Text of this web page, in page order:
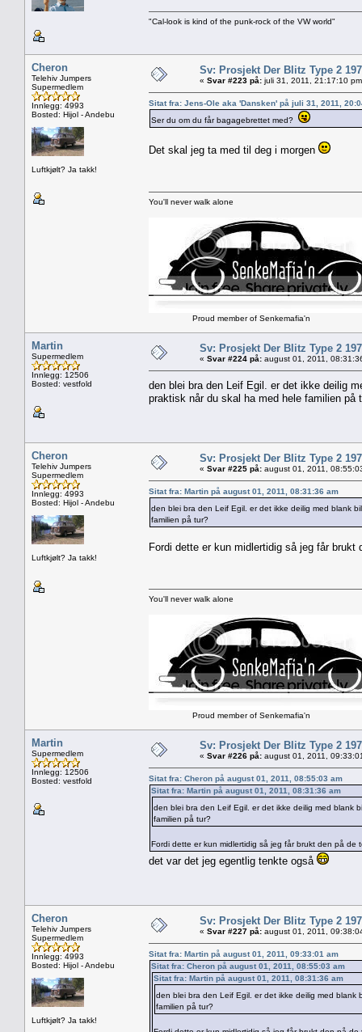
"Cal-look is kind of the punk-rock of the VW world"
Cheron
Telehiv Jumpers
Supermedlem
Innlegg: 4993
Bosted: Hijol - Andebu
Luftkjølt? Ja takk!
Sv: Prosjekt Der Blitz Type 2
« Svar #223 på: juli 31, 2011, 21:17:10
Sitat fra: Jens-Ole aka 'Dansken' på juli 31, 2011,
Ser du om du får bagagebrettet med?
Det skal jeg ta med til deg i morgen
You'll never walk alone
Proud member of Senkemafia'n
Martin
Supermedlem
Innlegg: 12506
Bosted: vestfold
Sv: Prosjekt Der Blitz Type 2
« Svar #224 på: august 01, 2011,
den blei bra den Leif Egil. er det ikke deilig
praktisk når du skal ha med hele familien på
Cheron
Telehiv Jumpers
Supermedlem
Innlegg: 4993
Bosted: Hijol - Andebu
Luftkjølt? Ja takk!
Sv: Prosjekt Der Blitz Type 2
« Svar #225 på: august 01, 2011,
Sitat fra: Martin på august 01, 2011, 08:31:36 am
den blei bra den Leif Egil. er det ikke deilig med blank
familien på tur?
Fordi dette er kun midlertidig så jeg får brukt
You'll never walk alone
Proud member of Senkemafia'n
Martin
Supermedlem
Innlegg: 12506
Bosted: vestfold
Sv: Prosjekt Der Blitz Type 2
« Svar #226 på: august 01, 2011,
Sitat fra: Cheron på august 01, 2011, 08:55:03 am
Sitat fra: Martin på august 01, 2011, 08:31:36 am
den blei bra den Leif Egil. er det ikke deilig med blank
familien på tur?
Fordi dette er kun midlertidig så jeg får brukt den på de
det var det jeg egentlig tenkte også
Cheron
Telehiv Jumpers
Supermedlem
Innlegg: 4993
Bosted: Hijol - Andebu
Luftkjølt? Ja takk!
Sv: Prosjekt Der Blitz Type 2
« Svar #227 på: august 01, 2011,
Sitat fra: Martin på august 01, 2011, 09:33:01 am
Sitat fra: Cheron på august 01, 2011, 08:55:03 am
Sitat fra: Martin på august 01, 2011, 08:31:36 am
den blei bra den Leif Egil. er det ikke deilig med
familien på tur?